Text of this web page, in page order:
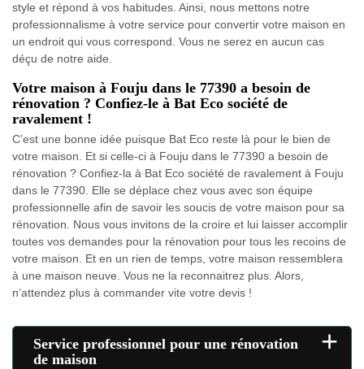
style et répond à vos habitudes. Ainsi, nous mettons notre
professionnalisme à votre service pour convertir votre maison en
un endroit qui vous correspond. Vous ne serez en aucun cas
déçu de notre aide.
Votre maison à Fouju dans le 77390 a besoin de
rénovation ? Confiez-le à Bat Eco société de
ravalement !
C’est une bonne idée puisque Bat Eco reste là pour le bien de
votre maison. Et si celle-ci à Fouju dans le 77390 a besoin de
rénovation ? Confiez-la à Bat Eco société de ravalement à Fouju
dans le 77390. Elle se déplace chez vous avec son équipe
professionnelle afin de savoir les soucis de votre maison pour sa
rénovation. Nous vous invitons de la croire et lui laisser accomplir
toutes vos demandes pour la rénovation pour tous les recoins de
votre maison. Et en un rien de temps, votre maison ressemblera
à une maison neuve. Vous ne la reconnaitrez plus. Alors,
n’attendez plus à commander vite votre devis !
Service professionnel pour une rénovation
de maison
+